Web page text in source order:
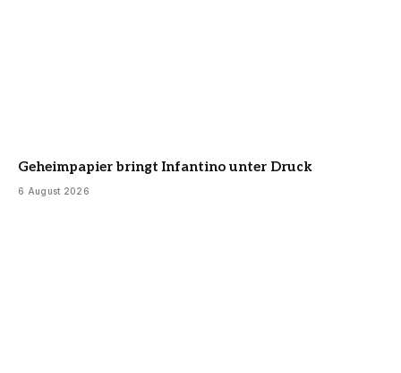
Geheimpapier bringt Infantino unter Druck
6 August 2026